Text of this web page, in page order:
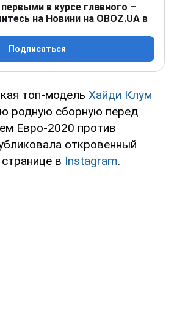
в курсе главного –
на Новини на OBOZ.UA в
Подписаться
топ-модель Хайди Клум
родную сборную перед
Евро-2020 против
откровенный
в Instagram.